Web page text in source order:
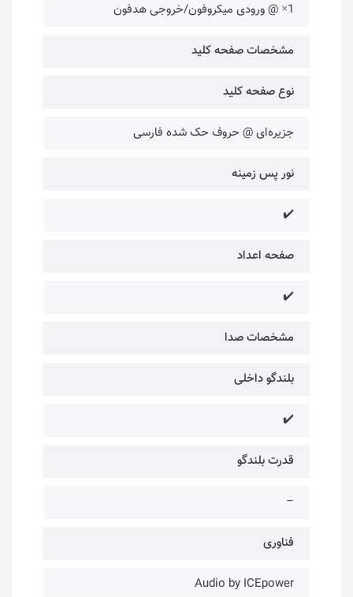
1× @ ورودی میکروفون/خروجی هدفون
مشخصات صفحه کلید
نوع صفحه کلید
جزیره‌ای @ حروف حک شده فارسی
نور پس زمینه
✔️
صفحه اعداد
✔️
مشخصات صدا
بلندگو داخلی
✔️
قدرت بلندگو
–
فناوری‌
Audio by ICEpower